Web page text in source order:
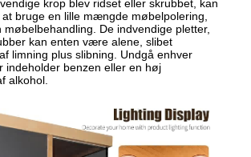
krop blev ridset eller skrubbet, kan
bruge en lille mængde møbelpolering,
møbelbehandling. De indvendige pletter,
kan enten være alene, slibet
limning plus slibning. Undgå enhver
indeholder benzen eller en høj
alkohol.